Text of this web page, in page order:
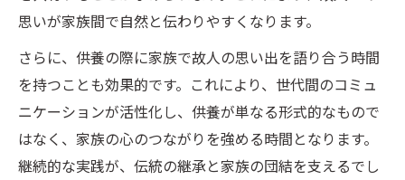
思いが家族間で自然と伝わりやすくなります。
さらに、供養の際に家族で故人の思い出を語り合う時間
を持つことも効果的です。これにより、世代間のコミュ
ニケーションが活性化し、供養が単なる形式的なもので
はなく、家族の心のつながりを強める時間となります。
継続的な実践が、伝統の継承と家族の団結を支えるでし